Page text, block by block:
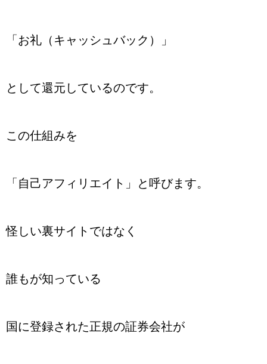
「お礼（キャッシュバック）」
として還元しているのです。
この仕組みを
「自己アフィリエイト」と呼びます。
怪しい裏サイトではなく
誰もが知っている
国に登録された正規の証券会社が